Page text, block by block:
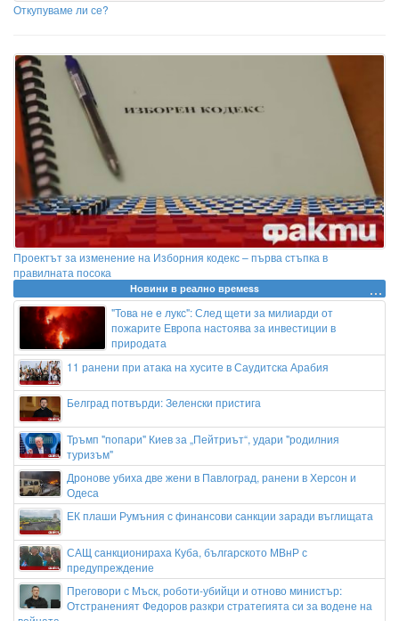
Откупуваме ли се?
Проектът за изменение на Изборния кодекс – първа стъпка в
правилната посока
Новини в реално времеss
"Това не е лукс": След щети за милиарди от
пожарите Европа настоява за инвестиции в
природата
11 ранени при атака на хусите в Саудитска Арабия
Белград потвърди: Зеленски пристига
Тръмп "попари" Киев за „Пейтриът“, удари "родилния
туризъм"
Дронове убиха две жени в Павлоград, ранени в Херсон и
Одеса
ЕК плаши Румъния с финансови санкции заради въглищата
САЩ санкционираха Куба, българското МВнР с
предупреждение
Преговори с Мъск, роботи-убийци и отново министър:
Отстраненият Федоров разкри стратегията си за водене на
войната